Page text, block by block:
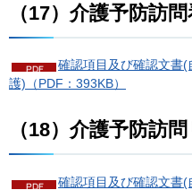
（17）介護予防訪
確認項目及び確認文書
護)（PDF：393KB）
（18）介護予防訪
確認項目及び確認文書